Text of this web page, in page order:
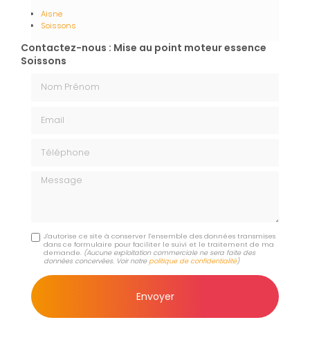
Aisne
Soissons
Contactez-nous : Mise au point moteur essence
Soissons
Message
J'autorise ce site à conserver l'ensemble des données transmises
dans ce formulaire pour faciliter le suivi et le traitement de ma
demande. (Aucune exploitation commerciale ne sera faite des
données concervées. Voir notrepolitique de confidentialité)